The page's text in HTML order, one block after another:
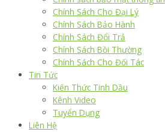
Chính Sách Cho Đại Lý
Chính Sách Bảo Hành
Chính Sách Đổi Trả
Chính Sách Bồi Thường
Chính Sách Cho Đối Tác
Tin Tức
Kiến Thức Tinh Dầu
Kênh Video
Tuyển Dụng
Liên Hệ